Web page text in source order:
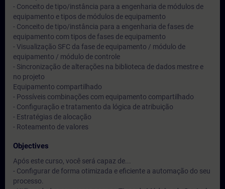
- Conceito de tipo/instância para a engenharia de módulos de
equipamento e tipos de módulos de equipamento
- Conceito de tipo/instância para a engenharia de fases de
equipamento com tipos de fases de equipamento
- Visualização SFC da fase de equipamento / módulo de
equipamento / módulo de controle
- Sincronização de alterações na biblioteca de dados mestre e
no projeto
Equipamento compartilhado
- Possíveis combinações com equipamento compartilhado
- Configuração e tratamento da lógica de atribuição
- Estratégias de alocação
- Roteamento de valores
Objectives
Após este curso, você será capaz de...
- Configurar de forma otimizada e eficiente a automação do seu
processo.